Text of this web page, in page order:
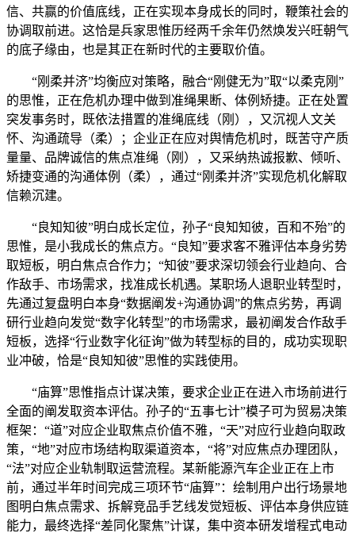
信、共赢的价值底线，正在实现本身成长的同时，鞭策社会的
协调取前进。这恰是兵家思惟历经两千余年仍然焕发兴旺朝气
的底子缘由，也是其正在新时代的主要取价值。
“刚柔并济”均衡应对策略，融合“刚健无为”取“以柔克刚”
的思惟，正在危机办理中做到准绳果断、体例矫捷。正在处置
突发事务时，既依法措置的准绳底线（刚），又沉视人文关
怀、沟通疏导（柔）；企业正在应对舆情危机时，既苦守产质
量量、品牌诚信的焦点准绳（刚），又采纳热诚报歉、倾听、
矫捷变通的沟通体例（柔），通过“刚柔并济”实现危机化解取
信赖沉建。
“良知知彼”明白成长定位，孙子“良知知彼，百和不殆”的
思惟，是小我成长的焦点方。“良知”要求客不雅评估本身劣势
取短板，明白焦点合作力；“知彼”要求深切领会行业趋向、合
作敌手、市场需求，找准成长机遇。某职场人退职业转型时，
先通过复盘明白本身“数据阐发+沟通协调”的焦点劣势，再调
研行业趋向发觉“数字化转型”的市场需求，最初阐发合作敌手
短板，选择“行业数字化征询”做为转型标的目的，成功实现职
业冲破，恰是“良知知彼”思惟的实践使用。
“庙算”思惟指点计谋决策，要求企业正在进入市场前进行
全面的阐发取资本评估。孙子的“五事七计”模子可为贸易决策
框架：“道”对应企业取焦点价值不雅，“天”对应行业趋向取政
策，“地”对应市场结构取渠道资本，“将”对应焦点办理团队，
“法”对应企业轨制取运营流程。某新能源汽车企业正在上市
前，通过半年时间完成三项环节“庙算”：绘制用户出行场景地
图明白焦点需求、拆解竞品手艺线发觉短板、评估本身供应链
能力，最终选择“差同化聚焦”计谋，集中资本研发增程式电动